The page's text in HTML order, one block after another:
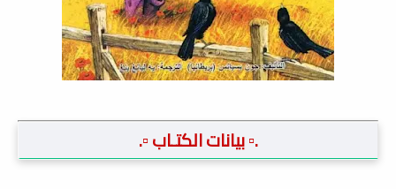
.▫️ بيانات الكتـاب ▫️.